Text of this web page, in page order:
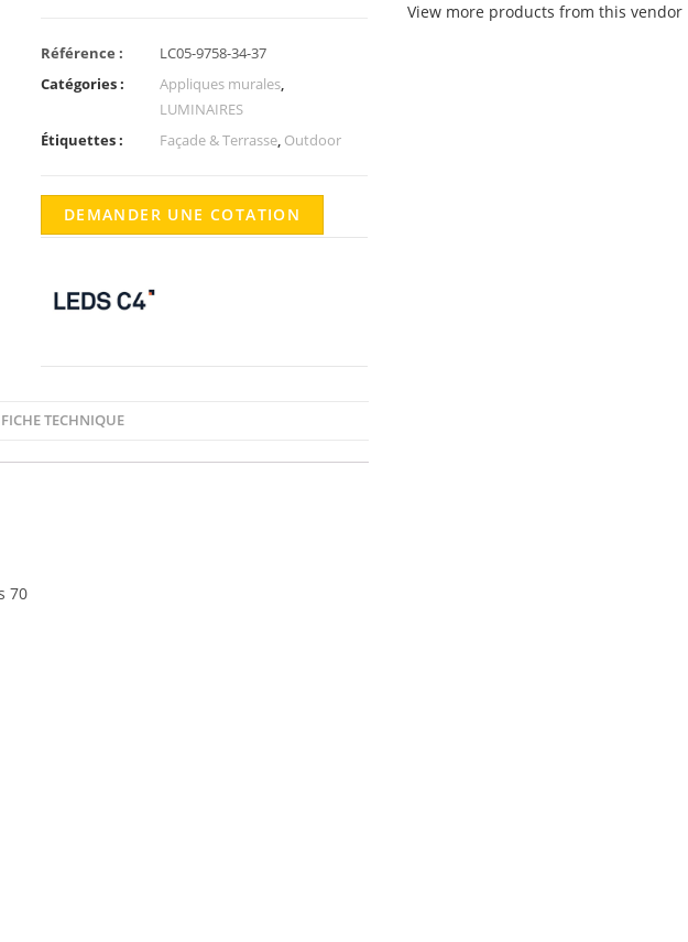
Référence :
LC05-9758-34-37
Catégories :
Appliques murales,
LUMINAIRES
Étiquettes :
Façade & Terrasse, Outdoor
DEMANDER UNE COTATION
FICHE TECHNIQUE
70
View more products from this vendor